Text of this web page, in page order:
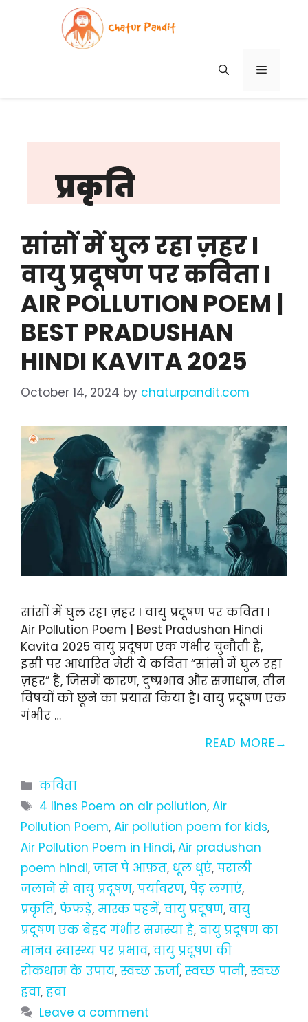
MENU
प्रकृति
सांसों में घुल रहा ज़हर I
वायु प्रदूषण पर कविता I
AIR POLLUTION POEM |
BEST PRADUSHAN
HINDI KAVITA 2025
October 14, 2024 by chaturpandit.com
सांसों में घुल रहा ज़हर I वायु प्रदूषण पर कविता I
Air Pollution Poem | Best Pradushan Hindi
Kavita 2025 वायु प्रदूषण एक गंभीर चुनौती है,
इसी पर आधारित मेरी ये कविता “सांसों में घुल रहा
ज़हर” है, जिसमें कारण, दुष्प्रभाव और समाधान, तीन
विषयों को छूने का प्रयास किया है। वायु प्रदूषण एक
गंभीर …
READ MORE
Categories
कविता
Tags
4 lines Poem on air pollution,Air
Pollution Poem, Air pollution poem for kids,
Air Pollution Poem in Hindi, Air pradushan
poem hindi, जान पे आफ़त, धूल धुएं, पराली
जलाने से वायु प्रदूषण, पर्यावरण, पेड़ लगाएं,
प्रकृति, फेफड़े, मास्क पहनें, वायु प्रदूषण, वायु
प्रदूषण एक बेहद गंभीर समस्या है, वायु प्रदूषण का
मानव स्वास्थ्य पर प्रभाव, वायु प्रदूषण की
रोकथाम के उपाय, स्वच्छ ऊर्जा, स्वच्छ पानी, स्वच्छ
हवा, हवा
Leave a comment